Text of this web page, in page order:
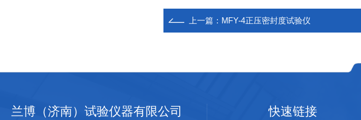
上一篇： MFY-4正压密封度试验仪
兰博（济南）试验仪器有限公司 快速链接